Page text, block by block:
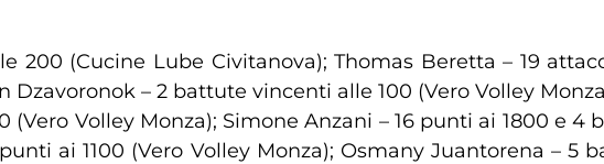
200 (Cucine Lube Civitanova); Thomas Beretta – 19
– 2 battute vincenti alle 100 (Vero Volley
Volley Monza); Simone Anzani – 16 punti ai 1800 e 4
ai 1100 (Vero Volley Monza); Osmany Juantorena – 5